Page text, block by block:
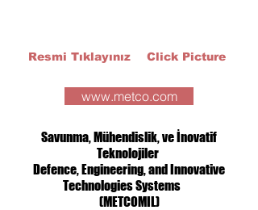
Resmi Tıklayınız Click Picture
Savunma, Mühendislik, ve İnovatif
Teknolojiler
Defence, Engineering, and Innovative
Technologies Systems
(METCOMIL)
www.metco.com